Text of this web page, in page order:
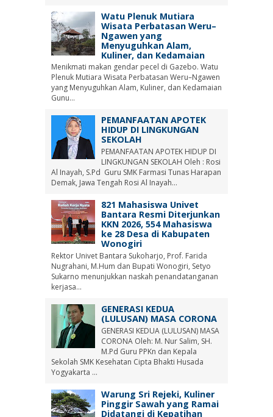
Watu Plenuk Mutiara
Wisata Perbatasan Weru–
Ngawen yang
Menyuguhkan Alam,
Kuliner, dan Kedamaian
Menikmati makan gendar pecel di Gazebo. Watu
Plenuk Mutiara Wisata Perbatasan Weru–Ngawen
yang Menyuguhkan Alam, Kuliner, dan Kedamaian
Gunu...
PEMANFAATAN APOTEK
HIDUP DI LINGKUNGAN
SEKOLAH
PEMANFAATAN APOTEK HIDUP DI
LINGKUNGAN SEKOLAH Oleh : Rosi
Al Inayah, S.Pd Guru SMK Farmasi Tunas Harapan
Demak, Jawa Tengah Rosi Al Inayah...
821 Mahasiswa Univet
Bantara Resmi Diterjunkan
KKN 2026, 554 Mahasiswa
ke 28 Desa di Kabupaten
Wonogiri
Rektor Univet Bantara Sukoharjo, Prof. Farida
Nugrahani, M.Hum dan Bupati Wonogiri, Setyo
Sukarno menunjukkan naskah penandatanganan
kerjasa...
GENERASI KEDUA
(LULUSAN) MASA CORONA
GENERASI KEDUA (LULUSAN) MASA
CORONA Oleh: M. Nur Salim, SH.
M.Pd Guru PPKn dan Kepala
Sekolah SMK Kesehatan Cipta Bhakti Husada
Yogyakarta ...
Warung Sri Rejeki, Kuliner
Pinggir Sawah yang Ramai
Didatangi di Kepatihan